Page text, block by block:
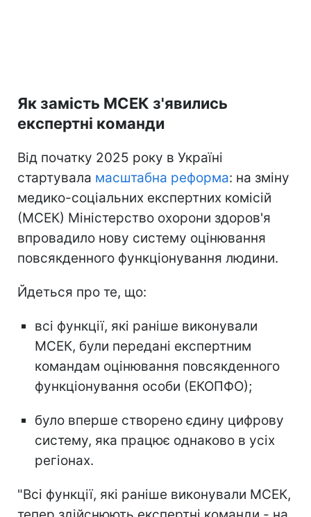
Як замість МСЕК з'явились
експертні команди
Від початку 2025 року в Україні
стартувала масштабна реформа: на зміну
медико-соціальних експертних комісій
(МСЕК) Міністерство охорони здоров'я
впровадило нову систему оцінювання
повсякденного функціонування людини.
Йдеться про те, що:
всі функції, які раніше виконували
МСЕК, були передані експертним
командам оцінювання повсякденного
функціонування особи (ЕКОПФО);
було вперше створено єдину цифрову
систему, яка працює однаково в усіх
регіонах.
"Всі функції, які раніше виконували МСЕК,